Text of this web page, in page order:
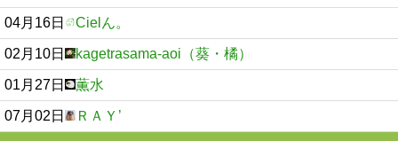
04月16日 Cielん。
02月10日 kagetrasama-aoi（葵・橘）
01月27日 薫水
07月02日 ＲＡＹ’